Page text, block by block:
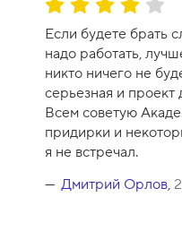
О
ц
е
н
к
а
к
у
р
с
Если будете брать
надо работать,
никто ничего не
серьезная и
Всем советую
придирки и
я не встречал.
Дмитрий Орлов,